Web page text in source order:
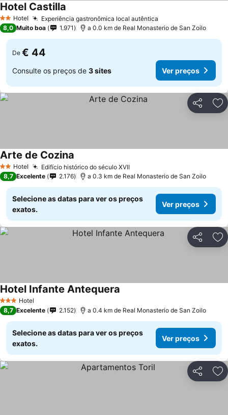
2 Estrelas
Hotel Experiência gastronômica local autêntica
Hotel Castilla
8,0 Muito boa 1.971 a 0.0 km de Real Monasterio de San Zoilo
De € 44
Consulte os preços de 3 sites Ver preços
Partilhar
2 Estrelas
Hotel Edifício histórico do século XVIIVer preços
Arte de Cozina
8,7 Excelente 2.176 a 0.3 km de Real Monasterio de San Zoilo
Selecione as datas para ver os preços
exatos.
Ver preços
Partilhar
3 EstrelasHotel
Hotel Infante Antequera
8,7 Excelente 2.152 a 0.4 km de Real Monasterio de San Zoilo
Selecione as datas para ver os preços
exatos.
Ver preços
Partilhar